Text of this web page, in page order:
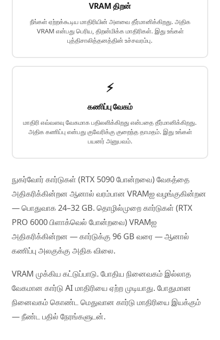
VRAM திறன்
நீங்கள் ஏற்றக்கூடிய மாதிரியின் அளவை தீர்மானிக்கிறது. அதிக
VRAM என்பது பெரிய, திறன்மிக்க மாதிரிகள். இது உங்கள்
புத்திசாலித்தனத்தின் உச்சவரம்பு.
⚡
கணிப்பு வேகம்
மாதிரி எவ்வளவு வேகமாக பதிலளிக்கிறது என்பதை தீர்மானிக்கிறது.
அதிக கணிப்பு என்பது குவேரிக்கு குறைந்த தாமதம். இது உங்கள்
பயனர் அனுபவம்.
நுகர்வோர் கார்டுகள் (RTX 5090 போன்றவை) வேகத்தை
அதிகரிக்கின்றன ஆனால் வரம்பான VRAMஐ வழங்குகின்றன
— பொதுவாக 24–32 GB. தொழில்முறை கார்டுகள் (RTX
PRO 6000 பிளாக்வெல் போன்றவை) VRAMஐ
அதிகரிக்கின்றன — கார்டுக்கு 96 GB வரை — ஆனால்
கணிப்பு அலகுக்கு அதிக விலை.
VRAM முக்கிய கட்டுப்பாடு. போதிய நினைவகம் இல்லாத
வேகமான கார்டு AI மாதிரியை ஏற்ற முடியாது. போதுமான
நினைவகம் கொண்ட மெதுவான கார்டு மாதிரியை இயக்கும்
— நீண்ட பதில் நேரங்களுடன்.